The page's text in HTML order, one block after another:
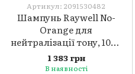
Артикул: 2091530482
Шампунь Raywell No-
Orange для
нейтралізації тону, 1000
мл
1 383 грн
В наявності